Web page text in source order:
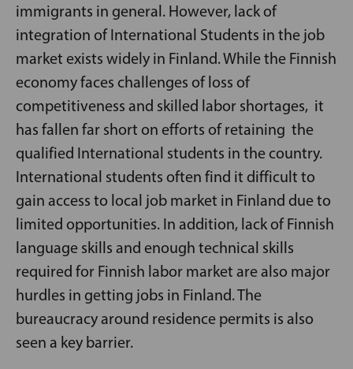
immigrants in general. However, lack of
integration of International Students in the job
market exists widely in Finland. While the Finnish
economy faces challenges of loss of
competitiveness and skilled labor shortages, it
has fallen far short on efforts of retaining the
qualified International students in the country.
International students often find it difficult to
gain access to local job market in Finland due to
limited opportunities. In addition, lack of Finnish
language skills and enough technical skills
required for Finnish labor market are also major
hurdles in getting jobs in Finland. The
bureaucracy around residence permits is also
seen a key barrier.